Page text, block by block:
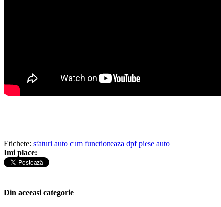
Etichete: sfaturi auto cum functioneaza dpf piese auto
Imi place:
Din aceeasi categorie